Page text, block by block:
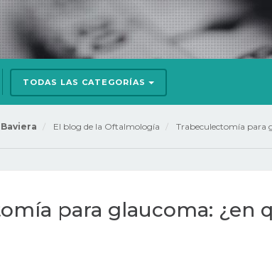
TODAS LAS CATEGORÍAS
El blog de la Oftalmología Trabeculectomía para
para glaucoma: ¿en